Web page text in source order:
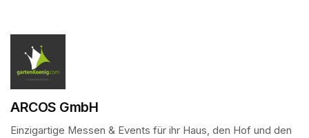
ARCOS GmbH
Einzigartige Messen & Events für ihr Haus, den Hof und den